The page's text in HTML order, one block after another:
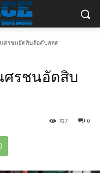
ศรชนอัดสิบล้อดับสลด
ศรชนอัดสิบ
0
707